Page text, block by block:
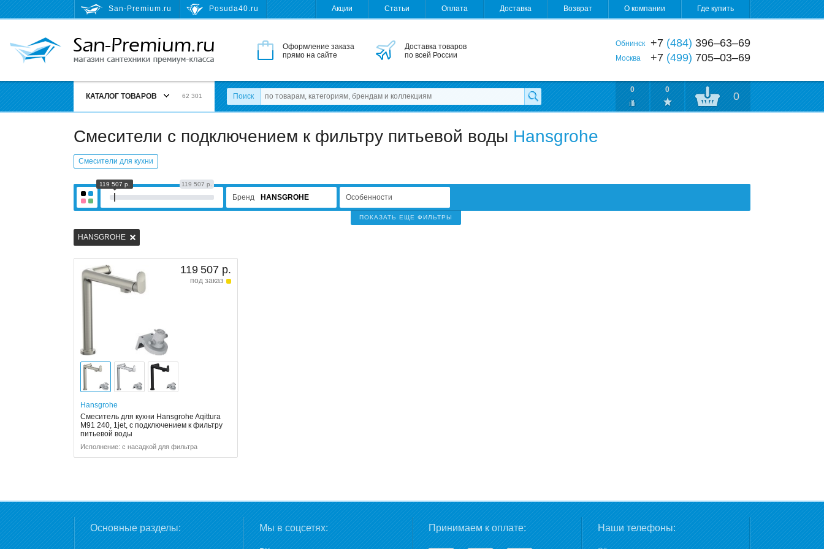
San-Premium.ru Posuda40.ru Акции Статьи Оплата Доставка Возврат О компании Где купить
Оформление заказа
прямо на сайте
Доставка товаров
по всей России
Обнинск +7 (484) 396‒63‒69
Москва +7 (499) 705‒03‒69
КАТАЛОГ ТОВАРОВ 62 301 Поиск
0 0
0
Смесители с подключением к фильтру питьевой воды Hansgrohe
Смесители для кухни
119 507 р.
119 507 р.
Бренд HANSGROHE Особенности
ПОКАЗАТЬ ЕЩЕ ФИЛЬТРЫ
HANSGROHE
119 507 р.
под заказ
Hansgrohe
Смеситель для кухни Hansgrohe Aqittura
M91 240, 1jet, с подключением к фильтру
питьевой воды
Исполнение: с насадкой для фильтра
Основные разделы: Мы в соцсетях: Принимаем к оплате: Наши телефоны: